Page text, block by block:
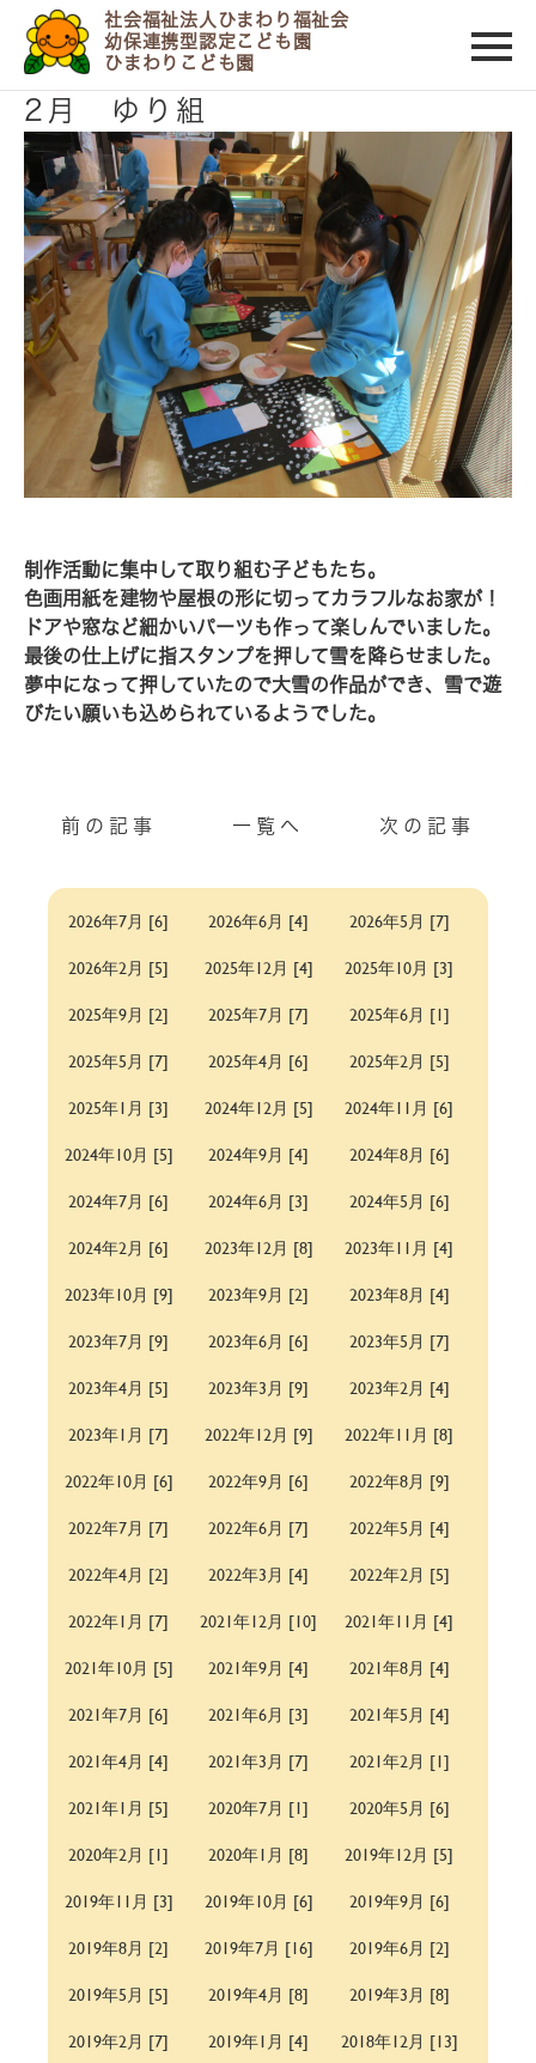
社会福祉法人ひまわり福祉会
幼保連携型認定こども園
ひまわりこども園
2022/02/21
2月 ゆり組
制作活動に集中して取り組む子どもたち。
色画用紙を建物や屋根の形に切ってカラフルなお家が！
ドアや窓など細かいパーツも作って楽しんでいました。
最後の仕上げに指スタンプを押して雪を降らせました。
夢中になって押していたので大雪の作品ができ、雪で遊
びたい願いも込められているようでした。
前の記事 一覧へ 次の記事
2026年7月 [6] 2026年6月 [4]
2026年5月 [7]
2026年2月 [5]
2025年12月 [4]
2025年10月 [3]
2025年9月 [2]
2025年7月 [7]
2025年6月 [1]
2025年5月 [7]
2025年4月 [6]
2025年2月 [5]
2025年1月 [3]
2024年12月 [5]
2024年11月 [6]
2024年10月 [5]
2024年9月 [4]
2024年8月 [6]
2024年7月 [6]
2024年6月 [3]
2024年5月 [6]
2024年2月 [6]
2023年12月 [8]
2023年11月 [4]
2023年10月 [9]
2023年9月 [2]
2023年8月 [4]
2023年7月 [9]
2023年6月 [6]
2023年5月 [7]
2023年4月 [5]
2023年3月 [9]
2023年2月 [4]
2023年1月 [7]
2022年12月 [9]
2022年11月 [8]
2022年10月 [6]
2022年9月 [6]
2022年8月 [9]
2022年7月 [7]
2022年6月 [7]
2022年5月 [4]
2022年4月 [2]
2022年3月 [4]
2022年2月 [5]
2022年1月 [7]
2021年12月 [10]
2021年11月 [4]
2021年10月 [5]
2021年9月 [4]
2021年8月 [4]
2021年7月 [6]
2021年6月 [3]
2021年5月 [4]
2021年4月 [4]
2021年3月 [7]
2021年2月 [1]
2021年1月 [5]
2020年7月 [1]
2020年5月 [6]
2020年2月 [1]
2020年1月 [8]
2019年12月 [5]
2019年11月 [3]
2019年10月 [6]
2019年9月 [6]
2019年8月 [2]
2019年7月 [16]
2019年6月 [2]
2019年5月 [5]
2019年4月 [8]
2019年3月 [8]
2019年2月 [7]
2019年1月 [4]
2018年12月 [13]